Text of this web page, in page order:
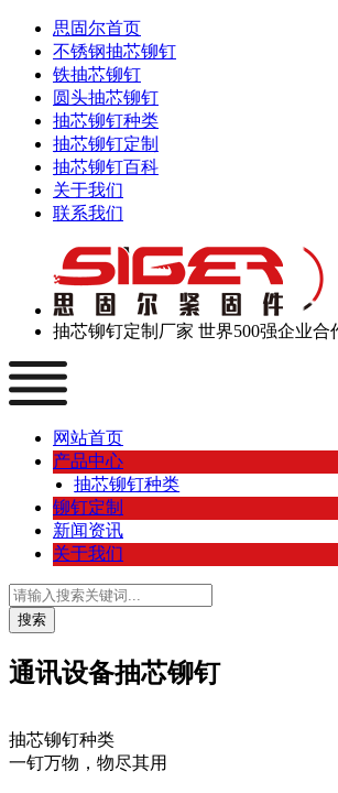
思固尔首页
不锈钢抽芯铆钉
铁抽芯铆钉
圆头抽芯铆钉
抽芯铆钉种类
抽芯铆钉定制
抽芯铆钉百科
关于我们
联系我们
抽芯铆钉定制厂家 世界500强企业合
网站首页
产品中心
抽芯铆钉种类
铆钉定制
新闻资讯
关于我们
通讯设备抽芯铆钉
抽芯铆钉种类
一钉万物，物尽其用